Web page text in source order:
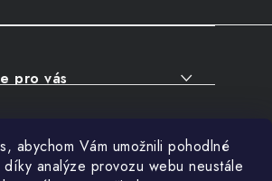
abychom Vám umožnili pohodlné
analýze provozu webu neustále
pro vás